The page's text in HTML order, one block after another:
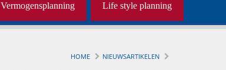
Life style planning
Vermogensplanning
HOME NIEUWSARTIKELEN